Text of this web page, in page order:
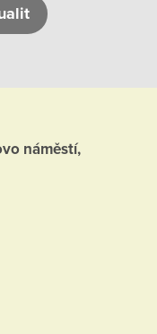
náměstí,